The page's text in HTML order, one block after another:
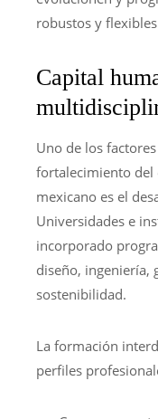
robustos y
Capital
Uno de los
fortalecimiento del
mexicano es el
Universidades e
incorporado
diseño, ingeniería,
sostenibilidad.
La formación
perfiles